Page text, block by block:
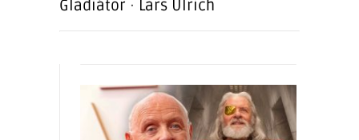
Gladiátor · Lars Ulrich